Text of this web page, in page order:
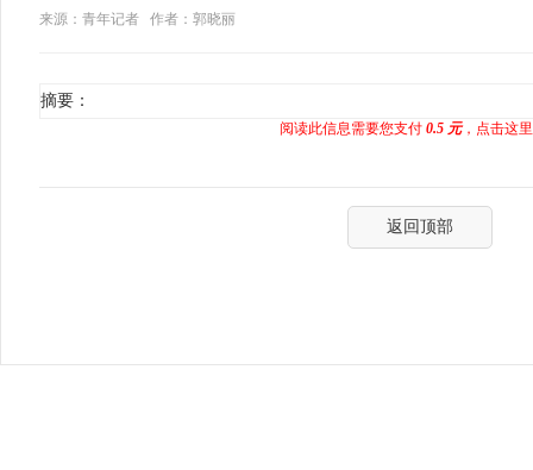
来源：青年记者
作者：郭晓丽
摘要：
阅读此信息需要您支付 0.5 元，点击这
返回顶部